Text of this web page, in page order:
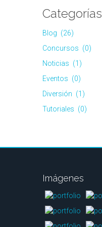
Categorías
Blog (26)
Concursos (0)
Noticias (1)
Eventos (0)
Diversión (1)
Tutoriales (0)
Imágenes